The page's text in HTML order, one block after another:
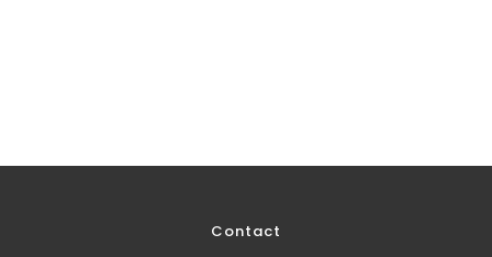
Contact